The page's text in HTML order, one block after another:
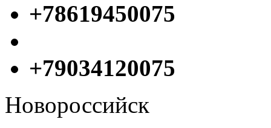
+78619450075
+79034120075
Новороссийск